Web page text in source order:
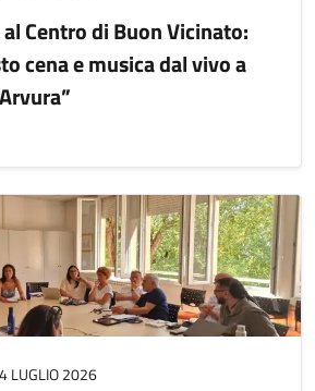
Centro di Buon Vicinato:
cena e musica dal vivo a
LUGLIO 2026